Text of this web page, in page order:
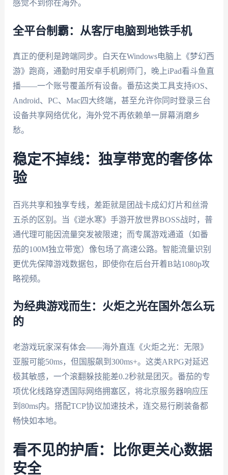
感觉不到你在海外。
全平台制霸：从客厅电脑到地铁手机
真正的便利是跨端同步。白天在Windows电脑上《梦幻西
游》跑商，通勤时用安卓手机刷师门，晚上iPad看斗鱼直
播——一个账号覆盖所有设备。番茄这类工具支持iOS、
Android、PC、Mac四大终端，甚至允许你同时登录三台
设备共享网络优化，海外党不再依赖单一屏幕消磨乡
愁。
稳定不掉线：独享带宽的奢侈体
验
百兆共享和独享专线，差距就是团战卡成幻灯片和丝滑
五杀的区别。当《逆水寒》手游开放世界BOSS战时，普
通代理可能因流量突发被限速；而专属游戏通道（如番
茄的100M独立带宽）像包场了高速公路。智能流量识别
更优先保障游戏数据包，即使你在后台开着B站1080p攻
略视频。
为经典游戏而生：火炬之光在国外怎么玩
的
老游戏玩家深有体会——海外直连《火炬之光：无限》
亚服可能50ms，但国服飙到300ms+。这类ARPG对延迟
极其敏感，一个滚翻躲技能差0.2秒就是团灭。番茄的专
项优化线路穿透国际网络拥塞区，将北京服务器响应压
到80ms内。搭配TCP协议加速技术，连交易行刷装备都
畅快如本地。
看不见的护盾：比你更关心数据
安全